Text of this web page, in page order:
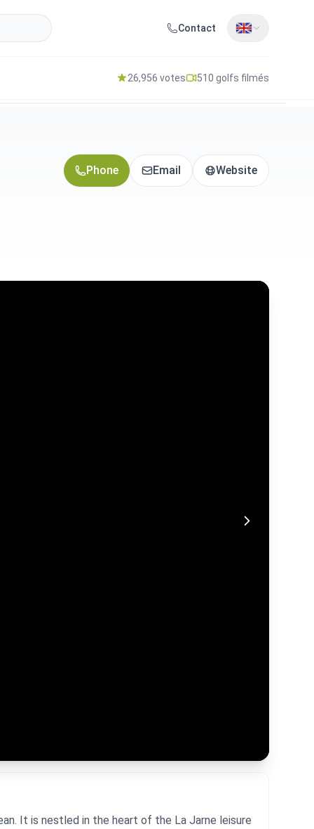
Contact
26,956 votes 510 golfs filmés
Phone Email Website
It is nestled in the heart of the La Jarne leisure